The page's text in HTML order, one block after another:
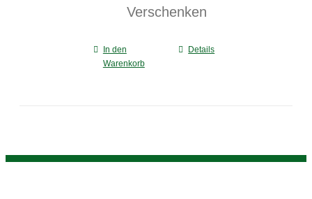
Verschenken
In den
Warenkorb
Details